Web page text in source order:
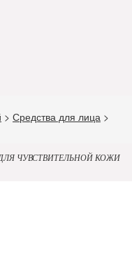
> Средства для лица >
ДЛЯ ЧУВСТВИТЕЛЬНОЙ КОЖИ